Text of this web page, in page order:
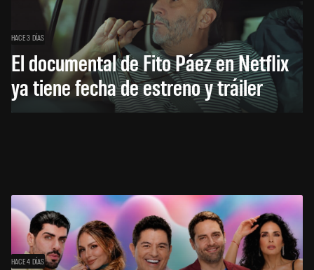
HACE 3 DÍAS
El documental de Fito Páez en Netflix
ya tiene fecha de estreno y tráiler
HACE 4 DÍAS